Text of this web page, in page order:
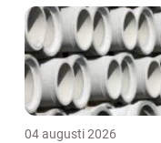
04 augusti 2026